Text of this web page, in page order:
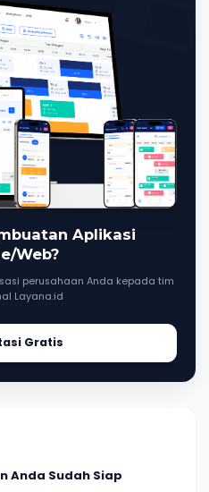
Aplikasi
Web?
perusahaan Anda kepada tim
Layana.id
Gratis
Anda Sudah Siap